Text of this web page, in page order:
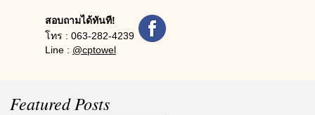
สอบถามได้ทันที!
โทร : 063-282-4239
Line : @cptowel
Featured Posts